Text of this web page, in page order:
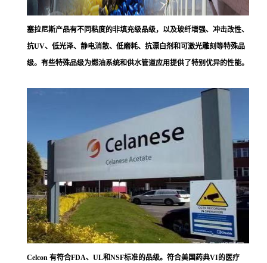
塞拉尼斯产品有不同粘度的非填充级品级，以及玻纤增强、冲击改性、
抗UV、低光泽、静电消散、低磨耗、抗漂白剂和可激光雕刻等特殊品
级。有些特殊品级为燃油系统和供水管道应用提供了特别优异的性能。
Celcon 有符合FDA、UL和NSF标准的品级。符合美国药典VI的医疗